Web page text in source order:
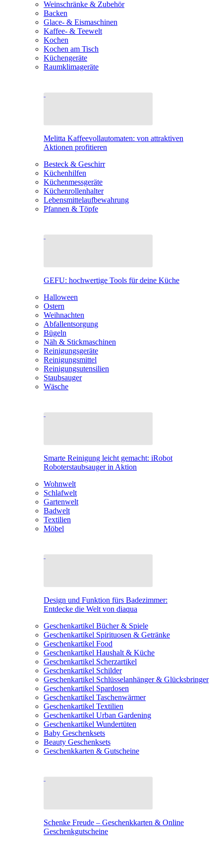
Weinschränke & Zubehör
Backen
Glace- & Eismaschinen
Kaffee- & Teewelt
Kochen
Kochen am Tisch
Küchengeräte
Raumklimageräte
Melitta Kaffeevollautomaten: von attraktiven
Aktionen profitieren
Besteck & Geschirr
Küchenhilfen
Küchenmessgeräte
Küchenrollenhalter
Lebensmittelaufbewahrung
Pfannen & Töpfe
GEFU: hochwertige Tools für deine Küche
Halloween
Ostern
Weihnachten
Abfallentsorgung
Bügeln
Näh & Stickmaschinen
Reinigungsgeräte
Reinigungsmittel
Reinigungsutensilien
Staubsauger
Wäsche
Smarte Reinigung leicht gemacht: iRobot
Roboterstaubsauger in Aktion
Wohnwelt
Schlafwelt
Gartenwelt
Badwelt
Textilien
Möbel
Design und Funktion fürs Badezimmer:
Entdecke die Welt von diaqua
Geschenkartikel Bücher & Spiele
Geschenkartikel Spirituosen & Getränke
Geschenkartikel Food
Geschenkartikel Haushalt & Küche
Geschenkartikel Scherzartikel
Geschenkartikel Schilder
Geschenkartikel Schlüsselanhänger & Glücksbringer
Geschenkartikel Spardosen
Geschenkartikel Taschenwärmer
Geschenkartikel Textilien
Geschenkartikel Urban Gardening
Geschenkartikel Wundertüten
Baby Geschenksets
Beauty Geschenksets
Geschenkkarten & Gutscheine
Schenke Freude – Geschenkkarten & Online
Geschenkgutscheine